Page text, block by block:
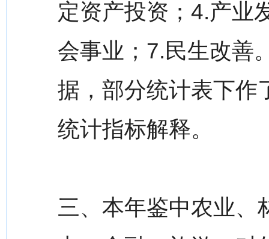
定资产投资；4.产业
会事业；7.民生改善
据，部分统计表下作
统计指标解释。
三、本年鉴中农业、